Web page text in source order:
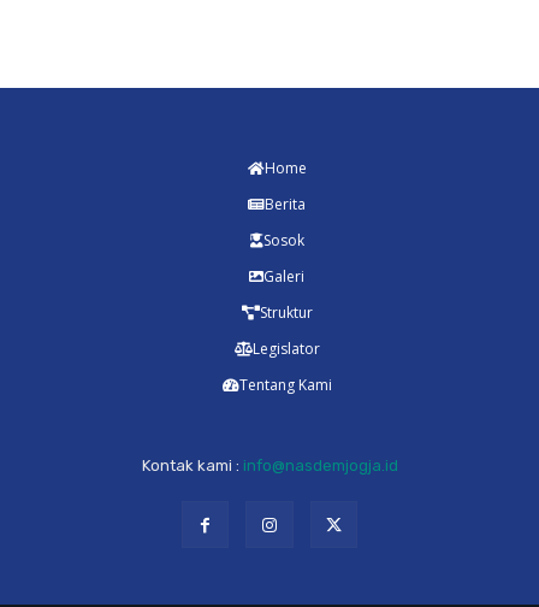
Home
Berita
Sosok
Galeri
Struktur
Legislator
Tentang Kami
Kontak kami : info@nasdemjogja.id